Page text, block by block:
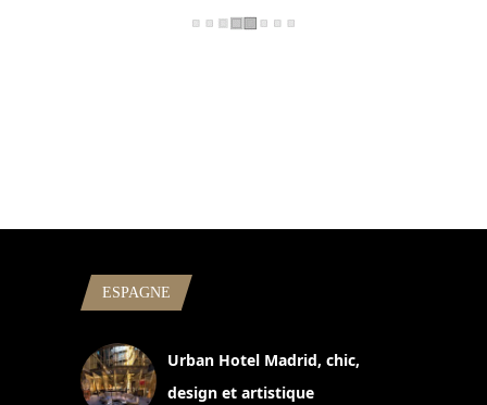
ESPAGNE
Urban Hotel Madrid, chic,
design et artistique